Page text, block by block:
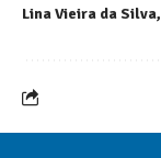
Lina Vieira da Silva